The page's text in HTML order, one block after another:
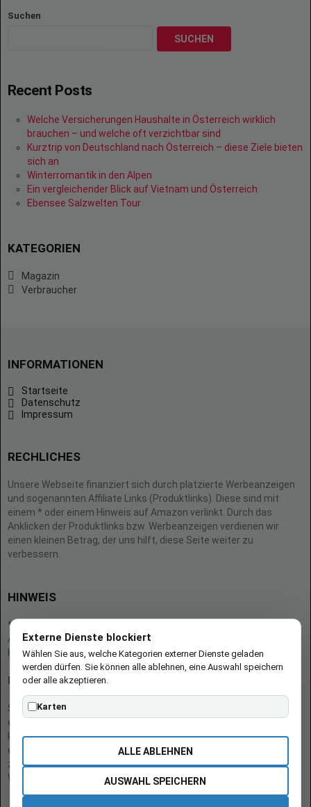
Suchen
SUCHEN
Recent Posts
Welche Versicherungen Haushalte in Österreich wirklich
brauchen – und welche oft verzichtbar sind
Kurztrip von Deutschland nach Österreich – diese Ziele bieten
sich an
Winterromantik in den Alpen
Ein vergleichender Blick auf Vietnam und Österreich
Ebensee Salzwelten Tour
KATEGORIEN
Magazin
Verbraucher
INFORMATIONEN
Startseite
Datenschutz
Impressum
RECHLICHES
Unsere Webseite finanziert sich durch platzierte Werbeanzeigen
und sogenannten Affiliate Links (Produktlinks). Diese sind mit
einem * oder einem Hinweis auf Amazon verlinkt. Durch das
Anklicken der Produktlinks bzw. Werbeanzeigen verdienen wir
einen kleinen Betrag, der uns hilft, diese Seite weiter zu
verbessern.
HINWEIS
* = Afilliate-Link (=Werbung)
Als Amazon-Partner verdient der Seitenbetreiber an qualifizierten
Käufen.
Hinweis zu Preisen und Verfügbarkeiten
Sofern Produktpreise und Verfügbarkeiten angezeigt werden,
entsprechen diese dem angegebenen Stand (Datum/Uhrzeit) und
können sich auf der verlinkten Seite jederzeit ändern. Für den Kauf
eines Produkts gelten die Angaben zu Preis und Verfügbarkeit, die
zum Kaufzeitpunkt [auf der/den maßgeblichen Amazon-
Website(s)] angezeigt werden.
Externe Dienste blockiert
Wählen Sie aus, welche Kategorien externer Dienste geladen
werden dürfen. Sie können alle ablehnen, eine Auswahl speichern
oder alle akzeptieren.
Karten
ALLE ABLEHNEN
AUSWAHL SPEICHERN